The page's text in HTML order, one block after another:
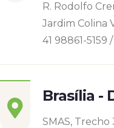
R. Rodolfo
Jardim Colina
41 98861-5159
Brasília -
SMAS, Trecho